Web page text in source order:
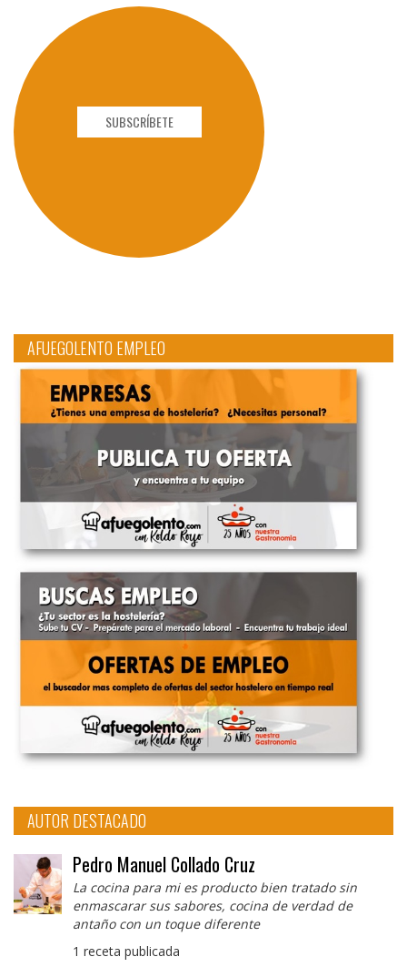
SUBSCRÍBETE
AFUEGOLENTO EMPLEO
AUTOR DESTACADO
Pedro Manuel Collado Cruz
La cocina para mi es producto bien tratado sin
enmascarar sus sabores, cocina de verdad de
antaño con un toque diferente
1 receta publicada